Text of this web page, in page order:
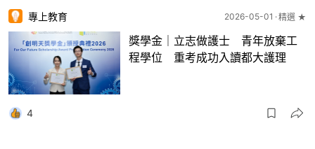
專上教育 2026-05-01 精選 ★
獎學金｜立志做護士 青年放棄工
程學位 重考成功入讀都大護理
4